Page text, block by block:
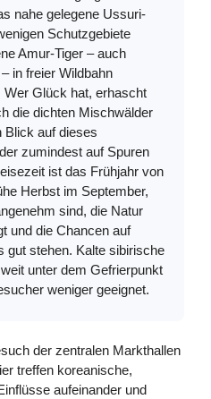
nahe gelegene Ussuri-
Schutzgebiete
Amur-Tiger – auch
in freier Wildbahn
Wer Glück hat, erhascht
die dichten Mischwälder
Blick auf dieses
zumindest auf Spuren
ist das Frühjahr von
Herbst im September,
sind, die Natur
und die Chancen auf
gut stehen. Kalte sibirische
unter dem Gefrierpunkt
weniger geeignet.
der zentralen Markthallen
treffen koreanische,
aufeinander und